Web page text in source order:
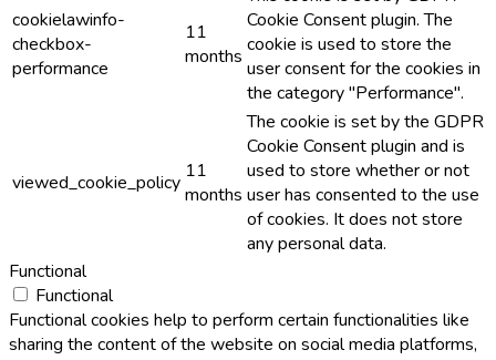
cookielawinfo-
checkbox-
performance
11
months
Cookie Consent plugin. The
cookie is used to store the
user consent for the cookies in
the category "Performance".
viewed_cookie_policy 11
months
The cookie is set by the GDPR
Cookie Consent plugin and is
used to store whether or not
user has consented to the use
of cookies. It does not store
any personal data.
Functional
Functional
Functional cookies help to perform certain functionalities like
sharing the content of the website on social media platforms,